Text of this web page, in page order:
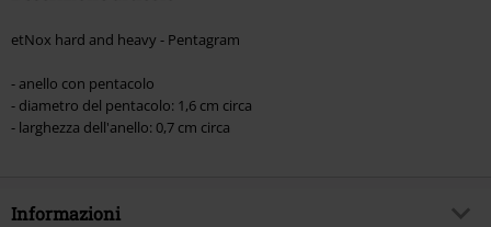
etNox hard and heavy - Pentagram
- anello con pentacolo
- diametro del pentacolo: 1,6 cm circa
- larghezza dell'anello: 0,7 cm circa
Informazioni